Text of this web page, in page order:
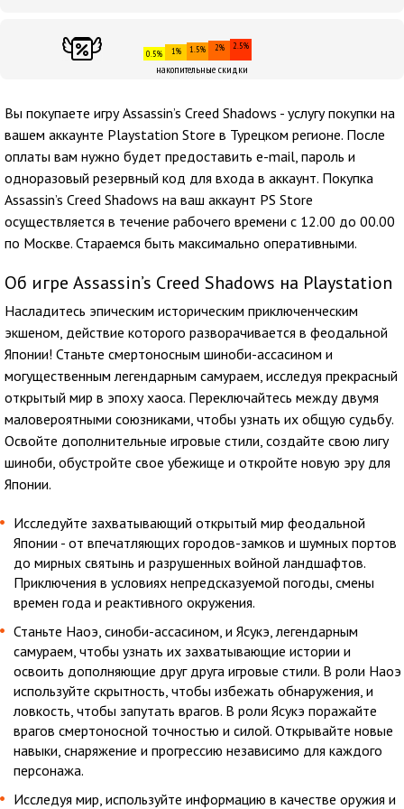
0.5% 1% 1.5% 2% 2.5%
накопительные скидки
Вы покупаете игру Assassin’s Creed Shadows - услугу покупки на
вашем аккаунте Playstation Store в Турецком регионе. После
оплаты вам нужно будет предоставить e-mail, пароль и
одноразовый резервный код для входа в аккаунт. Покупка
Assassin’s Creed Shadows на ваш аккаунт PS Store
осуществляется в течение рабочего времени с 12.00 до 00.00
по Москве. Стараемся быть максимально оперативными.
Об игре Assassin’s Creed Shadows на Playstation
Насладитесь эпическим историческим приключенческим
экшеном, действие которого разворачивается в феодальной
Японии! Станьте смертоносным шиноби-ассасином и
могущественным легендарным самураем, исследуя прекрасный
открытый мир в эпоху хаоса. Переключайтесь между двумя
маловероятными союзниками, чтобы узнать их общую судьбу.
Освойте дополнительные игровые стили, создайте свою лигу
шиноби, обустройте свое убежище и откройте новую эру для
Японии.
Исследуйте захватывающий открытый мир феодальной
Японии - от впечатляющих городов-замков и шумных портов
до мирных святынь и разрушенных войной ландшафтов.
Приключения в условиях непредсказуемой погоды, смены
времен года и реактивного окружения.
Станьте Наоэ, синоби-ассасином, и Ясукэ, легендарным
самураем, чтобы узнать их захватывающие истории и
освоить дополняющие друг друга игровые стили. В роли Наоэ
используйте скрытность, чтобы избежать обнаружения, и
ловкость, чтобы запутать врагов. В роли Ясукэ поражайте
врагов смертоносной точностью и силой. Открывайте новые
навыки, снаряжение и прогрессию независимо для каждого
персонажа.
Исследуя мир, используйте информацию в качестве оружия и